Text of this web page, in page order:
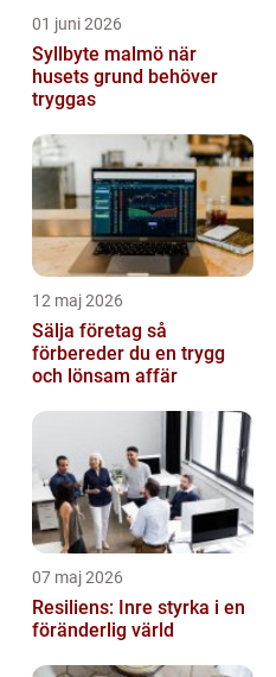
01 juni 2026
Syllbyte malmö när
husets grund behöver
tryggas
12 maj 2026
Sälja företag så
förbereder du en trygg
och lönsam affär
07 maj 2026
Resiliens: Inre styrka i en
föränderlig värld